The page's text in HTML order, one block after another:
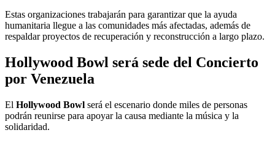
Estas organizaciones trabajarán para garantizar que la ayuda
humanitaria llegue a las comunidades más afectadas, además de
respaldar proyectos de recuperación y reconstrucción a largo plazo.
Hollywood Bowl será sede del Concierto
por Venezuela
El Hollywood Bowl será el escenario donde miles de personas
podrán reunirse para apoyar la causa mediante la música y la
solidaridad.